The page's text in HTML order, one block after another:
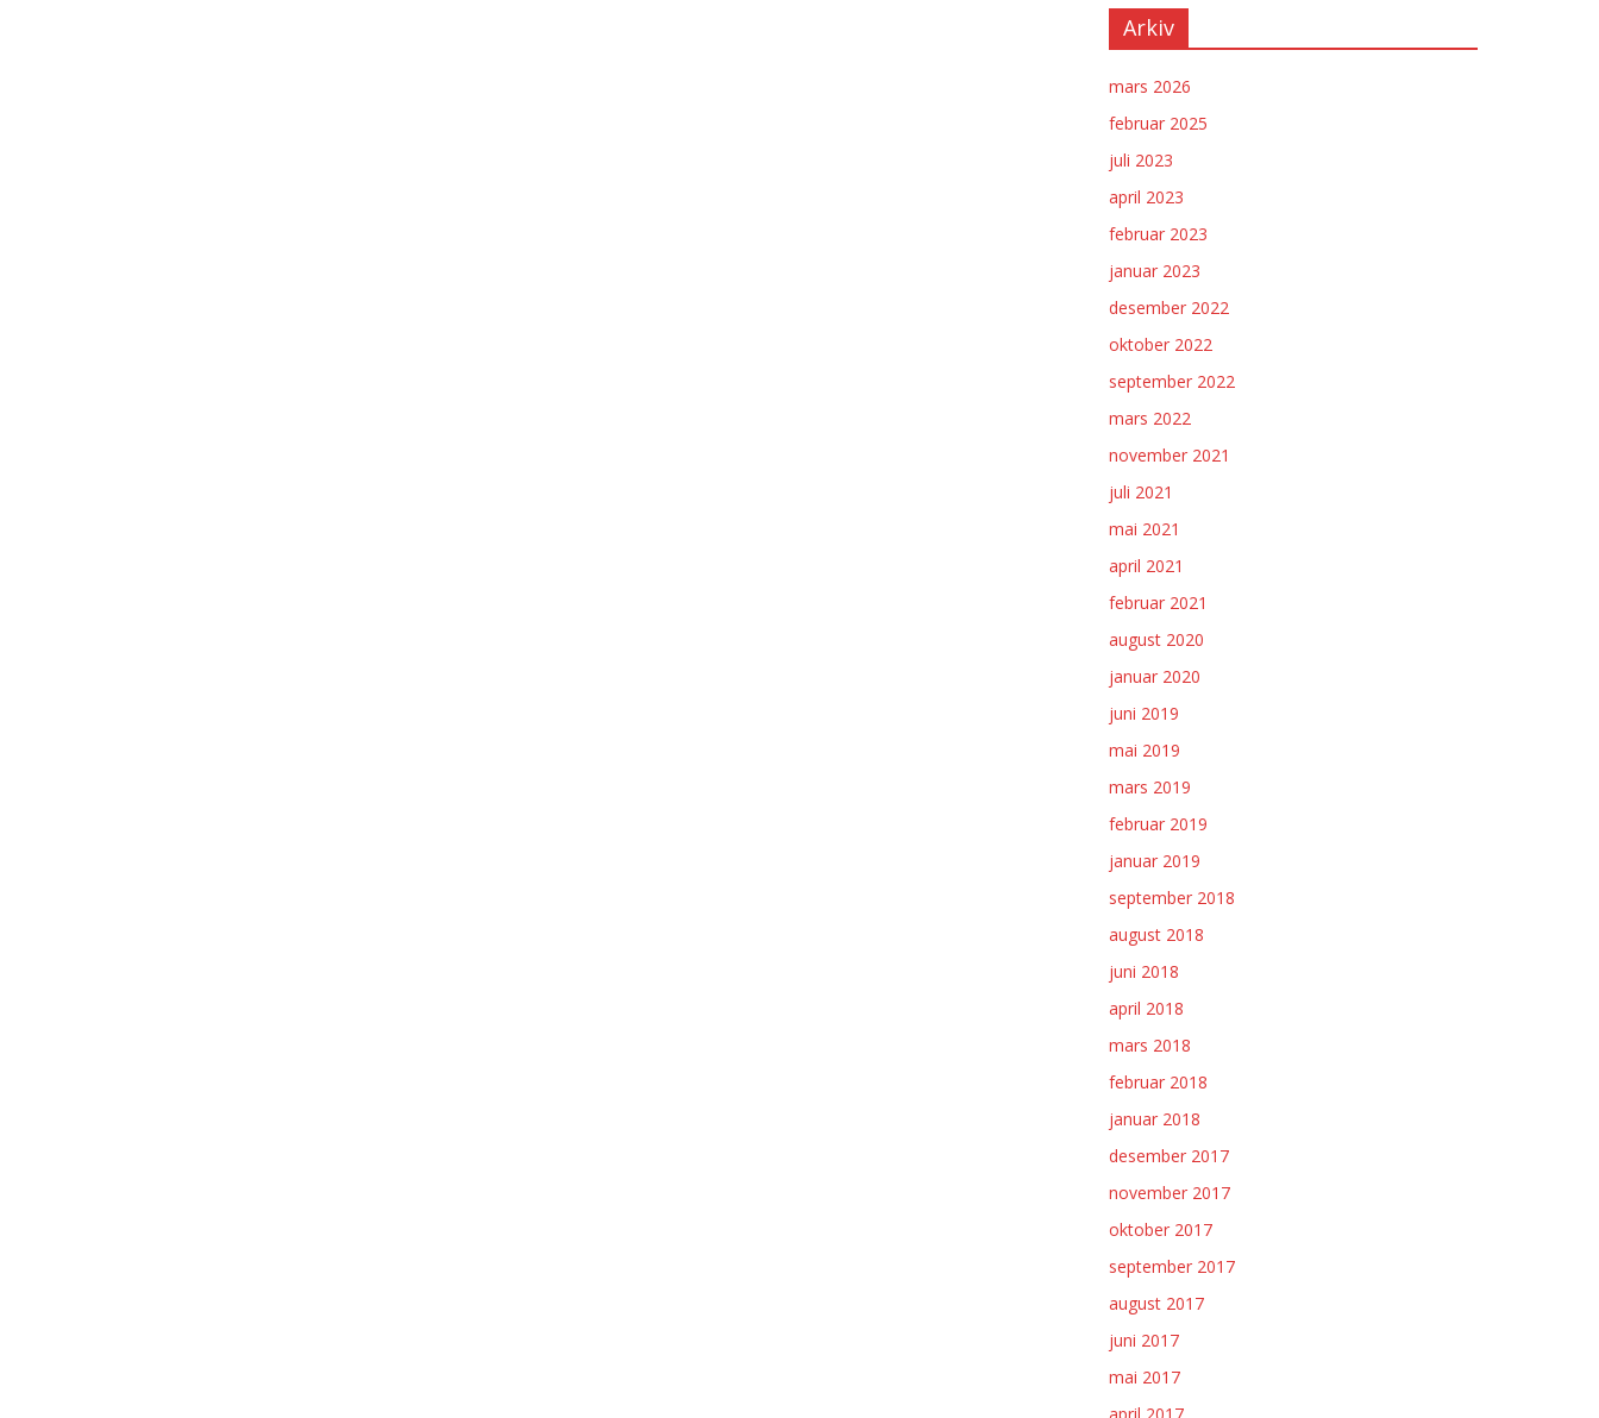
Arkiv
mars 2026
februar 2025
juli 2023
april 2023
februar 2023
januar 2023
desember 2022
oktober 2022
september 2022
mars 2022
november 2021
juli 2021
mai 2021
april 2021
februar 2021
august 2020
januar 2020
juni 2019
mai 2019
mars 2019
februar 2019
januar 2019
september 2018
august 2018
juni 2018
april 2018
mars 2018
februar 2018
januar 2018
desember 2017
november 2017
oktober 2017
september 2017
august 2017
juni 2017
mai 2017